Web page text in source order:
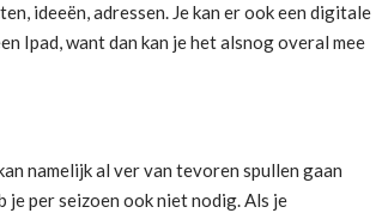
ideeën, adressen. Je kan er ook een digitale
Ipad, want dan kan je het alsnog overal mee
namelijk al ver van tevoren spullen gaan
je per seizoen ook niet nodig. Als je